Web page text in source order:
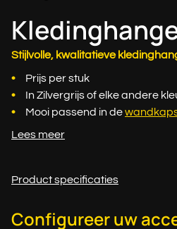
Stijlvolle, kwalitatieve
Prijs per stuk
In Zilvergrijs of elke andere
Mooi passend in de
Lees meer
Product specificaties
Configureer uw